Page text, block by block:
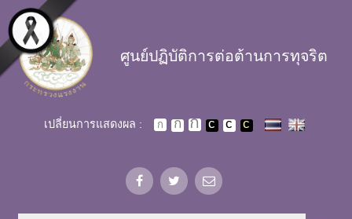
Skip to main content
ศูนย์ปฏิบัติการต่อต้านการทุจริต
เปลี่ยนการแสดงผล :